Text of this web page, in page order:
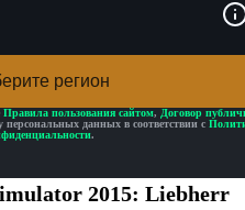
2015: Liebherr
регион
Правила пользования сайтом, Договор
персональных данных в соответствии с
.